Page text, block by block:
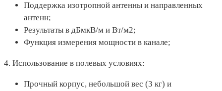
Поддержка изотропной антенны и направленных
антенн;
Результаты в дБмкВ/м и Вт/м2;
Функция измерения мощности в канале;
4. Использование в полевых условиях:
Прочный корпус, небольшой вес (3 кг) и